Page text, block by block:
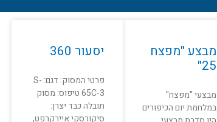
מבצע "מפצח
25"
מבצעי "מפצח"
במלחמת יום הכיפורים
יסעור 360
פרטי המסוק: דגם: S-
65C-3 טיפוס: מסוק
תובלה כבד יצרן:
סיקורסקי איירקרפט,